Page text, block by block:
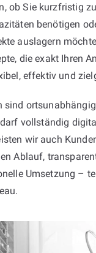
ob Sie kurzfristig
benötigen
auslagern
die exakt Ihren
effektiv und
sind
vollständig
wir auch
Ablauf,
Umsetzung –